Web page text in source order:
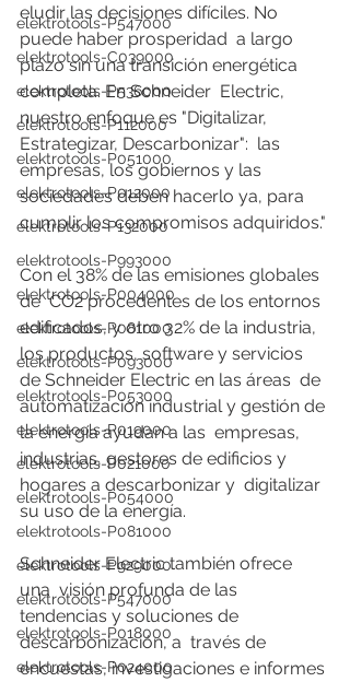
elektrotools-P547000
elektrotools-C039000
elektrotools-P536000
elektrotools-P112000
elektrotools-P051000
elektrotools-P012000
elektrotools-P132000
elektrotools-P993000
elektrotools-P004000
elektrotools-P081000
elektrotools-P093000
elektrotools-P053000
elektrotools-P019000
elektrotools-P021000
elektrotools-P054000
elektrotools-P081000
elektrotools-P929000
elektrotools-P547000
elektrotools-P018000
elektrotools-P024000
eludir las decisiones difíciles. No
puede haber prosperidad  a largo
plazo sin una transición energética
completa. En Schneider  Electric,
nuestro enfoque es "Digitalizar,
Estrategizar, Descarbonizar":  las
empresas, los gobiernos y las
sociedades deben hacerlo ya, para
cumplir los compromisos adquiridos."
Con el 38% de las emisiones globales
de  CO2 procedentes de los entornos
edificados, y otro 32% de la industria,
los productos, software y servicios
de Schneider Electric en las áreas  de
automatización industrial y gestión de
la energía ayudan a las  empresas,
industrias, gestores de edificios y
hogares a descarbonizar y  digitalizar
su uso de la energía.
Schneider Electric también ofrece
una  visión profunda de las
tendencias y soluciones de
descarbonización, a  través de
encuestas, investigaciones e informes